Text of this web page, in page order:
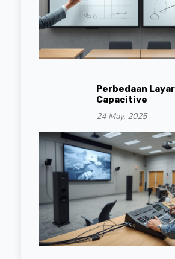
Perbedaan
Capacitive
24 May, 2025